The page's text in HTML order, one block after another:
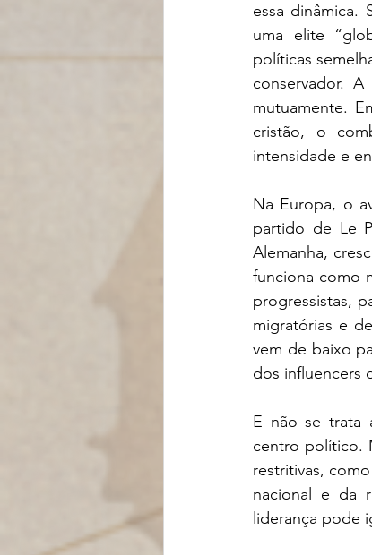
essa dinâmica.
uma elite
políticas
conservador.
mutuamente.
cristão, o
intensidade e
Na Europa, o
partido de Le
Alemanha,
funciona como
progressistas,
migratórias e
vem de baixo
dos influencers
E não se trata
centro político.
restritivas,
nacional e da
liderança pode